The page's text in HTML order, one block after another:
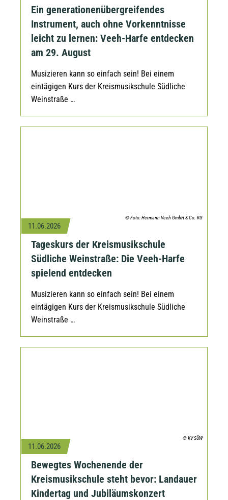
Ein generationenübergreifendes
Instrument, auch ohne Vorkenntnisse
leicht zu lernen: Veeh-Harfe entdecken
am 29. August
Musizieren kann so einfach sein! Bei einem
eintägigen Kurs der Kreismusikschule Südliche
Weinstraße …
© Foto: Hermann Veeh GmbH & Co. KG
11.06.2026
Tageskurs der Kreismusikschule
Südliche Weinstraße: Die Veeh-Harfe
spielend entdecken
Musizieren kann so einfach sein! Bei einem
eintägigen Kurs der Kreismusikschule Südliche
Weinstraße …
© KV SÜW
11.06.2026
Bewegtes Wochenende der
Kreismusikschule steht bevor: Landauer
Kindertag und Jubiläumskonzert